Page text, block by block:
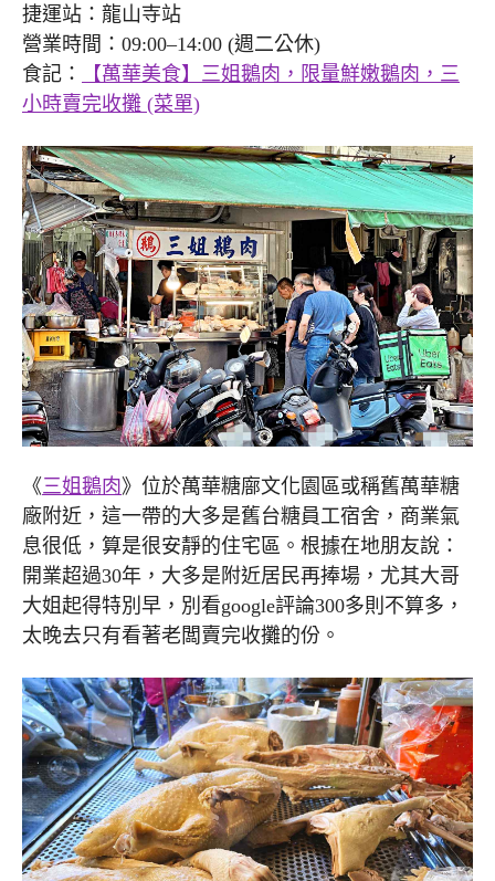
捷運站：龍山寺站
營業時間：09:00–14:00 (週二公休)
食記：
【萬華美食】三姐鵝肉，限量鮮嫩鵝肉，三
小時賣完收攤 (菜單)
《三姐鵝肉 》位於萬華糖廍文化園區或稱舊萬華糖
廠附近，這一帶的大多是舊台糖員工宿舍，商業氣
息很低，算是很安靜的住宅區。根據在地朋友說：
開業超過30年，大多是附近居民再捧場，尤其大哥
大姐起得特別早，別看google評論300多則不算多，
太晚去只有看著老闆賣完收攤的份。